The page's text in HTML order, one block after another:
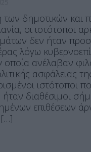
δημοτικών και
οι ιστότοποι
δεν ήταν
λόγω
οποία ανέλαβαν
ασφάλειας
ιστότοποι
διαθέσιμοι
επιθέσεων
[…]